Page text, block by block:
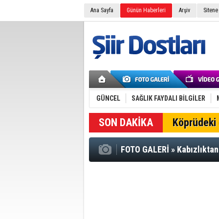
Ana Sayfa Günün Haberleri Arşiv
GÜNCEL SAĞLIK FAYDALI BİLGİLER
SON DAKİKA Köprüdeki
FOTO GALERİ »